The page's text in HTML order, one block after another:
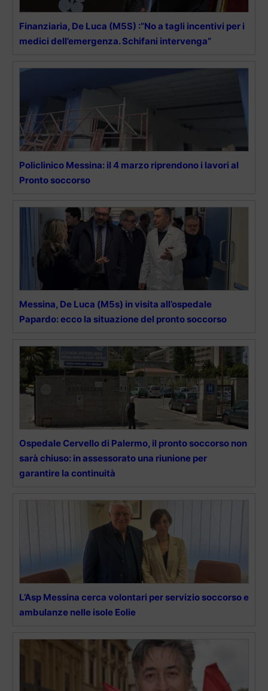
Finanziaria, De Luca (M5S) :”No a tagli incentivi per i
medici dell’emergenza. Schifani intervenga”
Policlinico Messina: il 4 marzo riprendono i lavori al
Pronto soccorso
Messina, De Luca (M5s) in visita all’ospedale
Papardo: ecco la situazione del pronto soccorso
Ospedale Cervello di Palermo, il pronto soccorso non
sarà chiuso: in assessorato una riunione per
garantire la continuità
L’Asp Messina cerca volontari per servizio soccorso e
ambulanze nelle isole Eolie